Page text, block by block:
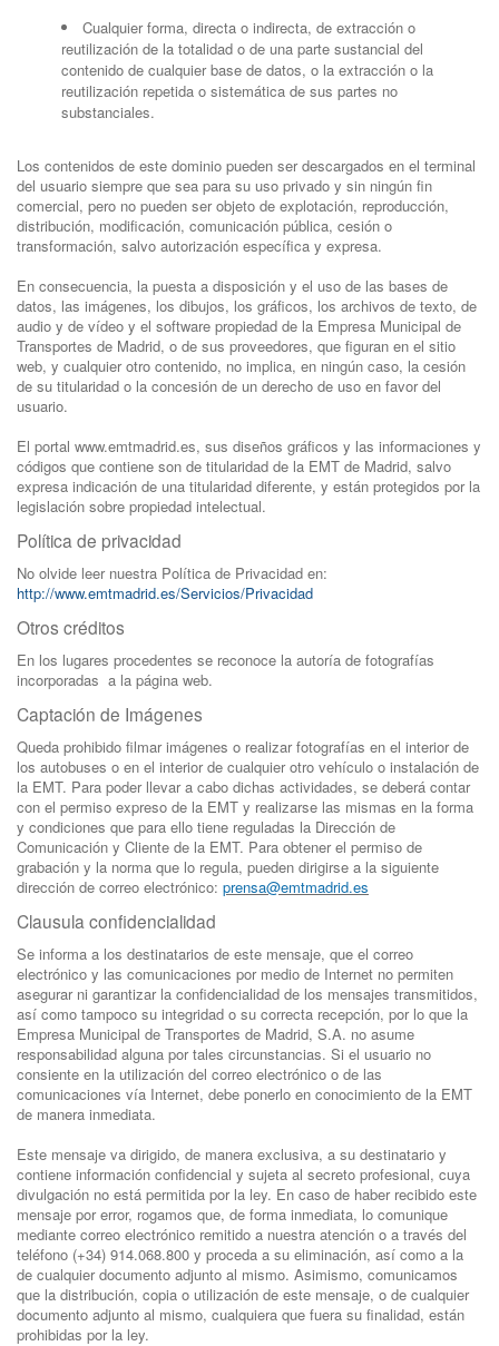
Cualquier forma, directa o indirecta, de extracción o
reutilización de la totalidad o de una parte sustancial del
contenido de cualquier base de datos, o la extracción o la
reutilización repetida o sistemática de sus partes no
substanciales.
Los contenidos de este dominio pueden ser descargados en el terminal
del usuario siempre que sea para su uso privado y sin ningún fin
comercial, pero no pueden ser objeto de explotación, reproducción,
distribución, modificación, comunicación pública, cesión o
transformación, salvo autorización específica y expresa.
En consecuencia, la puesta a disposición y el uso de las bases de
datos, las imágenes, los dibujos, los gráficos, los archivos de texto, de
audio y de vídeo y el software propiedad de la Empresa Municipal de
Transportes de Madrid, o de sus proveedores, que figuran en el sitio
web, y cualquier otro contenido, no implica, en ningún caso, la cesión
de su titularidad o la concesión de un derecho de uso en favor del
usuario.
El portal www.emtmadrid.es, sus diseños gráficos y las informaciones y
códigos que contiene son de titularidad de la EMT de Madrid, salvo
expresa indicación de una titularidad diferente, y están protegidos por la
legislación sobre propiedad intelectual.
Política de privacidad
No olvide leer nuestra Política de Privacidad en:
http://www.emtmadrid.es/Servicios/Privacidad
Otros créditos
En los lugares procedentes se reconoce la autoría de fotografías
incorporadas a la página web.
Captación de Imágenes
Queda prohibido filmar imágenes o realizar fotografías en el interior de
los autobuses o en el interior de cualquier otro vehículo o instalación de
la EMT. Para poder llevar a cabo dichas actividades, se deberá contar
con el permiso expreso de la EMT y realizarse las mismas en la forma
y condiciones que para ello tiene reguladas la Dirección de
Comunicación y Cliente de la EMT. Para obtener el permiso de
grabación y la norma que lo regula, pueden dirigirse a la siguiente
dirección de correo electrónico: prensa@emtmadrid.es
Clausula confidencialidad
Se informa a los destinatarios de este mensaje, que el correo
electrónico y las comunicaciones por medio de Internet no permiten
asegurar ni garantizar la confidencialidad de los mensajes transmitidos,
así como tampoco su integridad o su correcta recepción, por lo que la
Empresa Municipal de Transportes de Madrid, S.A. no asume
responsabilidad alguna por tales circunstancias. Si el usuario no
consiente en la utilización del correo electrónico o de las
comunicaciones vía Internet, debe ponerlo en conocimiento de la EMT
de manera inmediata.
Este mensaje va dirigido, de manera exclusiva, a su destinatario y
contiene información confidencial y sujeta al secreto profesional, cuya
divulgación no está permitida por la ley. En caso de haber recibido este
mensaje por error, rogamos que, de forma inmediata, lo comunique
mediante correo electrónico remitido a nuestra atención o a través del
teléfono (+34) 914.068.800 y proceda a su eliminación, así como a la
de cualquier documento adjunto al mismo. Asimismo, comunicamos
que la distribución, copia o utilización de este mensaje, o de cualquier
documento adjunto al mismo, cualquiera que fuera su finalidad, están
prohibidas por la ley.